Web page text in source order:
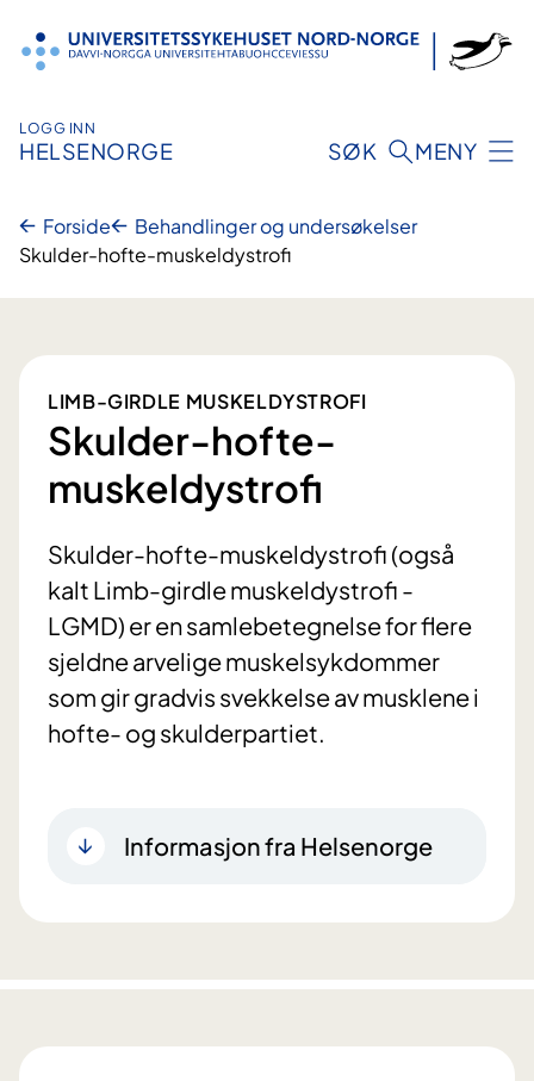
innhold
LOGG INN
HELSENORGE SØK MENY
Forside
Behandlinger og undersøkelser
Skulder-hofte-muskeldystrofi
LIMB-GIRDLE MUSKELDYSTROFI
Skulder-hofte-
muskeldystrofi
Skulder-hofte-muskeldystrofi (også
kalt Limb-girdle muskeldystrofi -
LGMD) er en samlebetegnelse for flere
sjeldne arvelige muskelsykdommer
som gir gradvis svekkelse av musklene i
hofte- og skulderpartiet.
Informasjon fra Helsenorge